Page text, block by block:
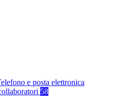
e posta elettronica
58